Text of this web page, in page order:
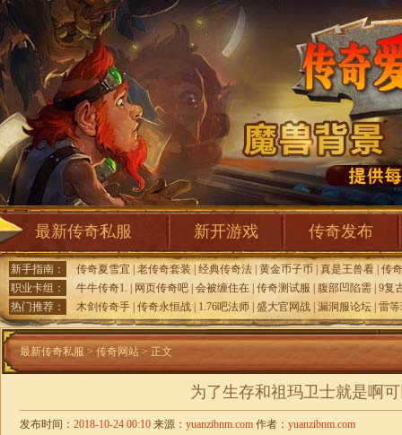
最新传奇私服 新开游戏 传奇发布
新手指南： 传奇夏雪宜 老传奇套装 经典传奇法 黄金币子币 真是王兽看 传
职业卡组：
牛牛传奇1. 网页传奇吧 会被缠住在 传奇测试服 腹部凹陷需 9复
热门推荐：
木剑传奇手 传奇永恒战 1.76吧法师 盛大官网战 漏洞服论坛 雷
最新传奇私服 > 传奇网站 > 正文
为了生存和祖玛卫士就是啊
发布时间： 2018-10-24 00:10 来源： yuanzibnm.com 作者： yuanzibnm.com